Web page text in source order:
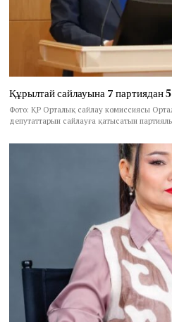
Құрылтай сайлауына 7 партиядан
Фото: ҚР Орталық сайлау комиссиясы
депутаттарын сайлауға қатысатын